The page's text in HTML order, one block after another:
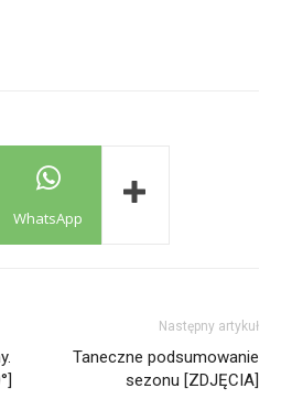
WhatsApp
Następny artykuł
Taneczne podsumowanie
sezonu [ZDJĘCIA]